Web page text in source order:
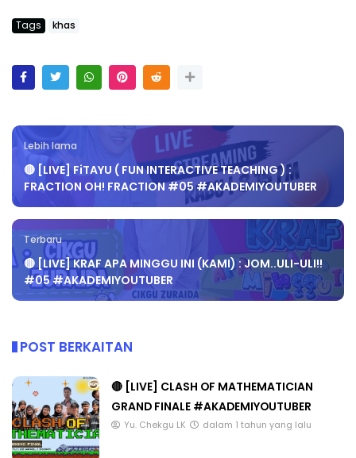
Tags khas
Lebih lama
🔴 [LIVE] FiTAYU ( FUN INTERACTIVE TEACHING ) :
FRACTION OH! FRACTION #05 #AKADEMIYOUTUBER
Terbaru
🔴 [LIVE] KRAF APA MINGGU INI (KAMI) : JOM..ULI-ULI!!
#05 #AKADEMIYOUTUBER
POST BERKAITAN
🔴 [LIVE] CLASH OF MATHEMATICIAN
GRAND FINALE #AKADEMIYOUTUBER
Yu. Chekgu LK dalam 1 tahun yang lalu